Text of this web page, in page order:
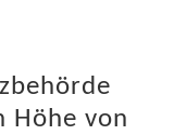
Höhe von